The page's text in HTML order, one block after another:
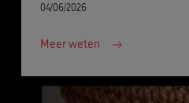
04/06/2026
Meer weten